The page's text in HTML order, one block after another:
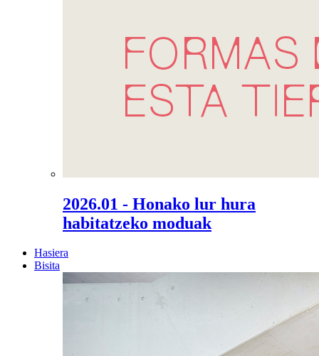
2026.01 - Honako lur hura
habitatzeko moduak
Hasiera
Bisita